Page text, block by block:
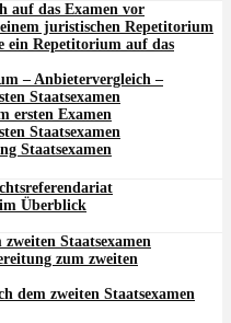
auf das Examen vor
juristischen Repetitorium
ein Repetitorium auf das
– Anbietervergleich –
Staatsexamen
ersten Examen
Staatsexamen
Staatsexamen
Überblick
Staatsexamen
zum zweiten
dem zweiten Staatsexamen